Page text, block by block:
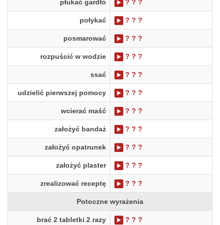
płukać gardło ? ? ?
połykać ? ? ?
posmarować ? ? ?
rozpuścić w wodzie ? ? ?
ssać ? ? ?
udzielić pierwszej pomocy ? ? ?
wcierać maść ? ? ?
założyć bandaż ? ? ?
założyć opatrunek ? ? ?
założyć plaster ? ? ?
zrealizować receptę ? ? ?
Potoczne wyrażenia
brać 2 tabletki 2 razy
? ? ?